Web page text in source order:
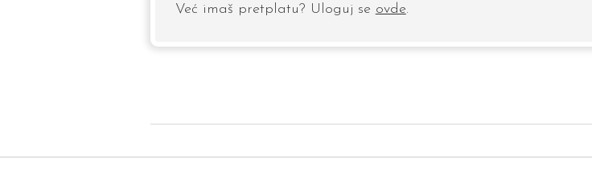
Već imaš pretplatu? Uloguj se ovde.